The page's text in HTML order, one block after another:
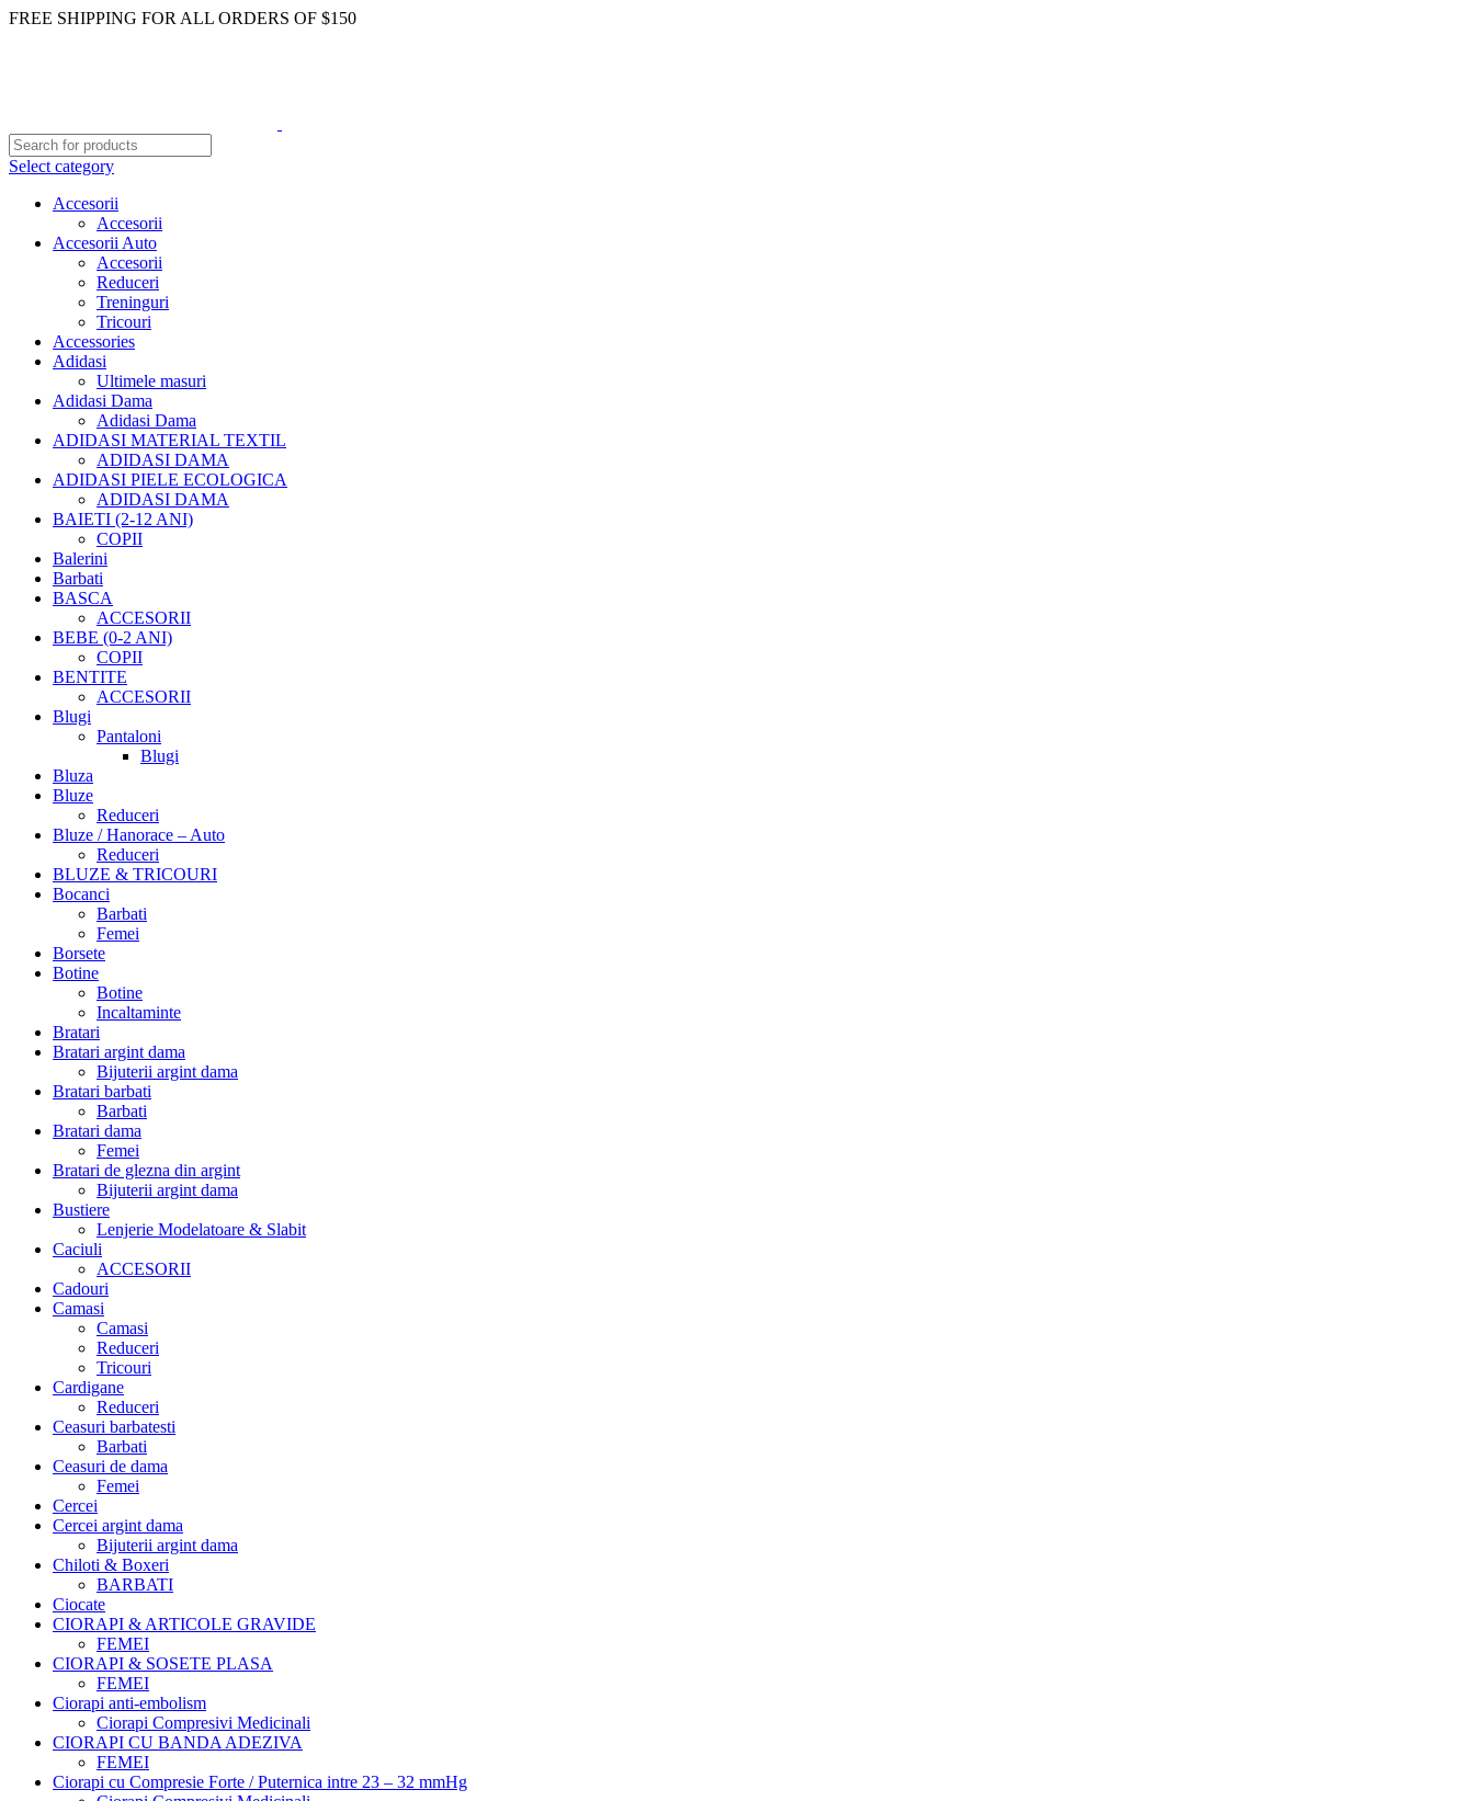
FREE SHIPPING FOR ALL ORDERS OF $150
Select category
Accesorii
Accesorii
Accesorii Auto
Accesorii
Reduceri
Treninguri
Tricouri
Accessories
Adidasi
Ultimele masuri
Adidasi Dama
Adidasi Dama
ADIDASI MATERIAL TEXTIL
ADIDASI DAMA
ADIDASI PIELE ECOLOGICA
ADIDASI DAMA
BAIETI (2-12 ANI)
COPII
Balerini
Barbati
BASCA
ACCESORII
BEBE (0-2 ANI)
COPII
BENTITE
ACCESORII
Blugi
Pantaloni
Blugi
Bluza
Bluze
Reduceri
Bluze / Hanorace – Auto
Reduceri
BLUZE & TRICOURI
Bocanci
Barbati
Femei
Borsete
Botine
Botine
Incaltaminte
Bratari
Bratari argint dama
Bijuterii argint dama
Bratari barbati
Barbati
Bratari dama
Femei
Bratari de glezna din argint
Bijuterii argint dama
Bustiere
Lenjerie Modelatoare & Slabit
Caciuli
ACCESORII
Cadouri
Camasi
Camasi
Reduceri
Tricouri
Cardigane
Reduceri
Ceasuri barbatesti
Barbati
Ceasuri de dama
Femei
Cercei
Cercei argint dama
Bijuterii argint dama
Chiloti & Boxeri
BARBATI
Ciocate
CIORAPI & ARTICOLE GRAVIDE
FEMEI
CIORAPI & SOSETE PLASA
FEMEI
Ciorapi anti-embolism
Ciorapi Compresivi Medicinali
CIORAPI CU BANDA ADEZIVA
FEMEI
Ciorapi cu Compresie Forte / Puternica intre 23 – 32 mmHg